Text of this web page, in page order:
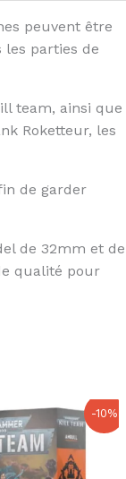
peuvent être
les parties de
team, ainsi que
Roketteur, les
de garder
de 32mm et de
qualité pour
-10%
:
€.
Le
actuel
est :
34,20 €.